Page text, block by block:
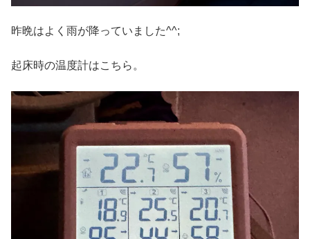
昨晩はよく雨が降っていました^^;
起床時の温度計はこちら。